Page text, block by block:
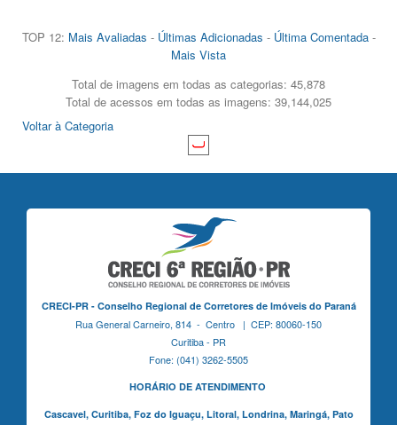
TOP 12: Mais Avaliadas - Últimas Adicionadas - Última Comentada-
Mais Vista
Total de imagens em todas as categorias: 45,878
Total de acessos em todas as imagens: 39,144,025
Voltar à Categoria
CRECI-PR - Conselho Regional de Corretores de Imóveis do Paraná
Rua General Carneiro, 814 - Centro | CEP: 80060-150
Curitiba - PR
Fone: (041) 3262-5505
HORÁRIO DE ATENDIMENTO
Cascavel, Curitiba,Foz do Iguaçu, Litoral, Londrina, Maringá, Pato